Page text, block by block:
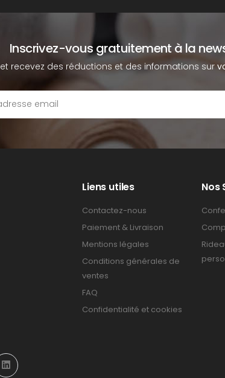
Inscrivez-vous gratuitement à la
et recevez des réductions et des informations sur
Liens utiles
Contactez-nous
Paiement & Livraison
Mentions légales
Conditions générales de
ventes
FAQ
Confidentialité et cookies
Nos